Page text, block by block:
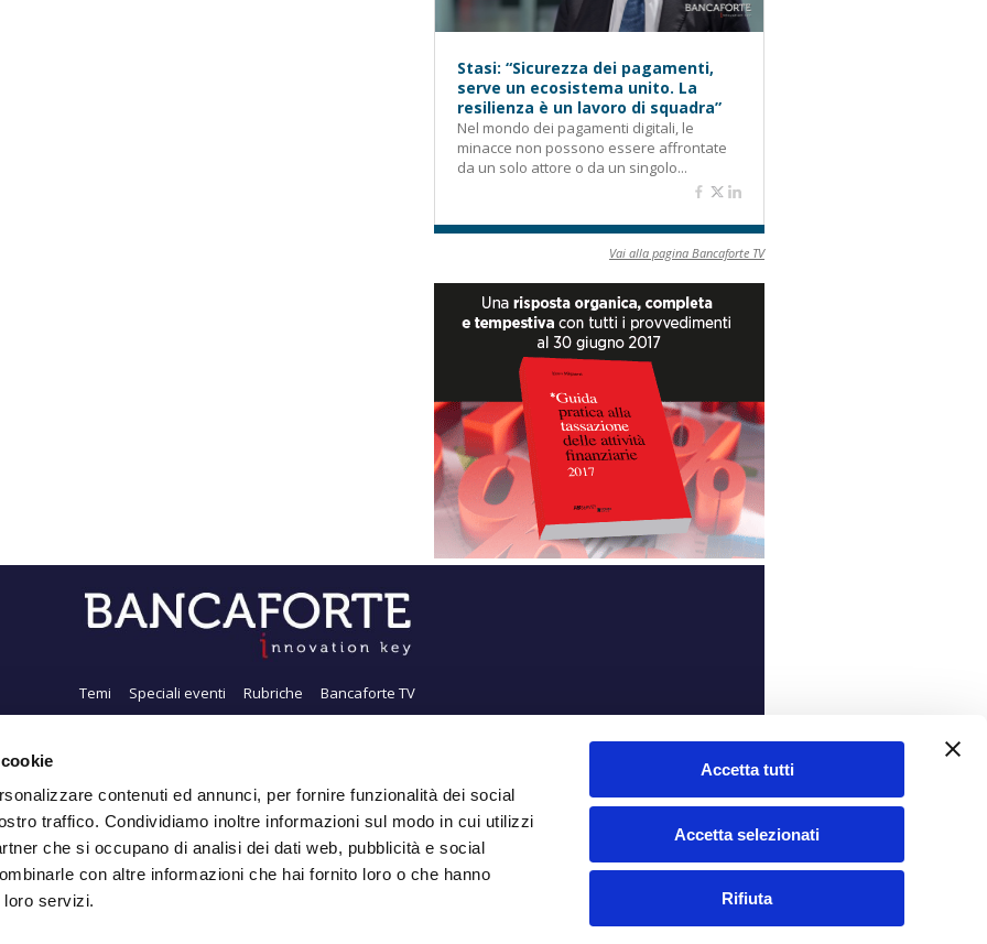
contenuti ed annunci, per fornire funzionalità dei social
traffico. Condividiamo inoltre informazioni sul modo in cui utilizzi
che si occupano di analisi dei dati web, pubblicità e social
con altre informazioni che hai fornito loro o che hanno
servizi.
Accetta tutti
Accetta selezionati
Rifiuta
Stasi: “Sicurezza dei pagamenti,
serve un ecosistema unito. La
resilienza è un lavoro di squadra”
Nel mondo dei pagamenti digitali, le
minacce non possono essere affrontate
da un solo attore o da un singolo...
Vai alla pagina Bancaforte TV
Temi Speciali eventi Rubriche Bancaforte TV
siamo
Iscriviti alla Newsletter